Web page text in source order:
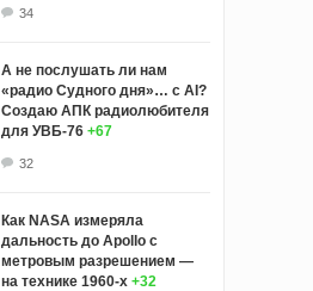
34
А не послушать ли нам
«радио Судного дня»… с AI?
Создаю АПК радиолюбителя
для УВБ-76 +67
32
Как NASA измеряла
дальность до Apollo с
метровым разрешением —
на технике 1960-х +32